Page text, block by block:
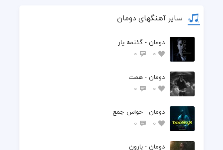
سایر آهنگهای دومان
دومان - گئتمه یار
0
0
دومان - همت
0
0
دومان - حواس جمع
0
0
دومان - بارون